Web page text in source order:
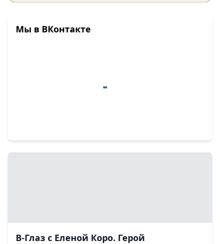
В-Глаз с Еленой Коро. Герой
Мы в ВКонтакте